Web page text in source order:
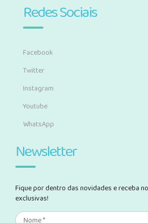
Redes Sociais
Facebook
Twitter
Instagram
Youtube
WhatsApp
Newsletter
Fique por dentro das novidades e receba
exclusivas!